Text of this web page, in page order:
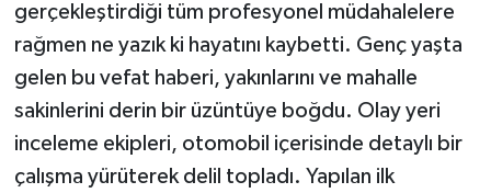
gerçekleştirdiği tüm profesyonel müdahalelere
rağmen ne yazık ki hayatını kaybetti. Genç yaşta
gelen bu vefat haberi, yakınlarını ve mahalle
sakinlerini derin bir üzüntüye boğdu. Olay yeri
inceleme ekipleri, otomobil içerisinde detaylı bir
çalışma yürüterek delil topladı. Yapılan ilk